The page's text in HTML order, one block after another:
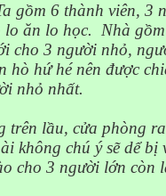
gồm 6 thành viên, 3
lo ăn lo học. Nhà
cho 3 người nhỏ,
hò hứ hé nên được
nhỏ nhất.
trên lầu, cửa phòng
không chú ý sẽ dể bị
cho 3 người lớn còn